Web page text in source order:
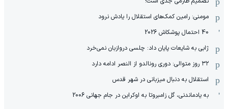
مومنی: رامین کمک‌های استقلال را یادش نرود
40 احتمال پوشکاش 2026
ژابی به شایعات پایان داد: چلسی دروازبان نمی‌خرد
۳۲ روز متوالی: دوری رونالدو از النصر ادامه دارد
استقلال به دنبال میزبانی در شهر قدس
به یادماندنی، گل زامبروتا به اوکراین در جام جهانی 2006